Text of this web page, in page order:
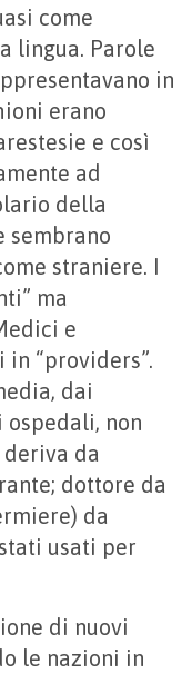
come
lingua. Parole
in
erano
e così
ad
della
sembrano
straniere. I
ma
e
“providers”.
dai
non
da
dottore da
da
usati per
di nuovi
le nazioni in